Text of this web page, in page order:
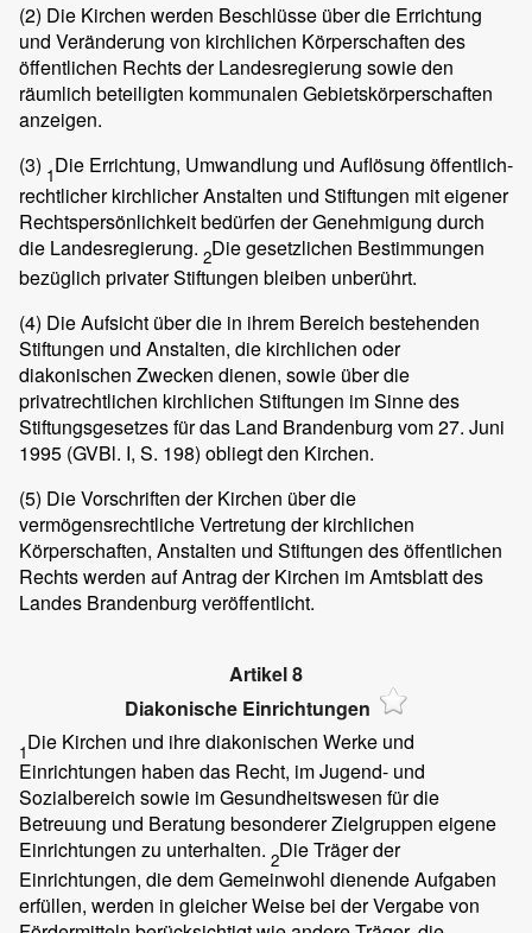
(2) Die Kirchen werden Beschlüsse über die Errichtung
und Veränderung von kirchlichen Körperschaften des
öffentlichen Rechts der Landesregierung sowie den
räumlich beteiligten kommunalen Gebietskörperschaften
anzeigen.
(3) 1Die Errichtung, Umwandlung und Auflösung öffentlich-
rechtlicher kirchlicher Anstalten und Stiftungen mit eigener
Rechtspersönlichkeit bedürfen der Genehmigung durch
die Landesregierung. 2Die gesetzlichen Bestimmungen
bezüglich privater Stiftungen bleiben unberührt.
(4) Die Aufsicht über die in ihrem Bereich bestehenden
Stiftungen und Anstalten, die kirchlichen oder
diakonischen Zwecken dienen, sowie über die
privatrechtlichen kirchlichen Stiftungen im Sinne des
Stiftungsgesetzes für das Land Brandenburg vom 27. Juni
1995 (GVBl. I, S. 198) obliegt den Kirchen.
(5) Die Vorschriften der Kirchen über die
vermögensrechtliche Vertretung der kirchlichen
Körperschaften, Anstalten und Stiftungen des öffentlichen
Rechts werden auf Antrag der Kirchen im Amtsblatt des
Landes Brandenburg veröffentlicht.
Artikel 8
Diakonische Einrichtungen
1Die Kirchen und ihre diakonischen Werke und
Einrichtungen haben das Recht, im Jugend- und
Sozialbereich sowie im Gesundheitswesen für die
Betreuung und Beratung besonderer Zielgruppen eigene
Einrichtungen zu unterhalten. 2Die Träger der
Einrichtungen, die dem Gemeinwohl dienende Aufgaben
erfüllen, werden in gleicher Weise bei der Vergabe von